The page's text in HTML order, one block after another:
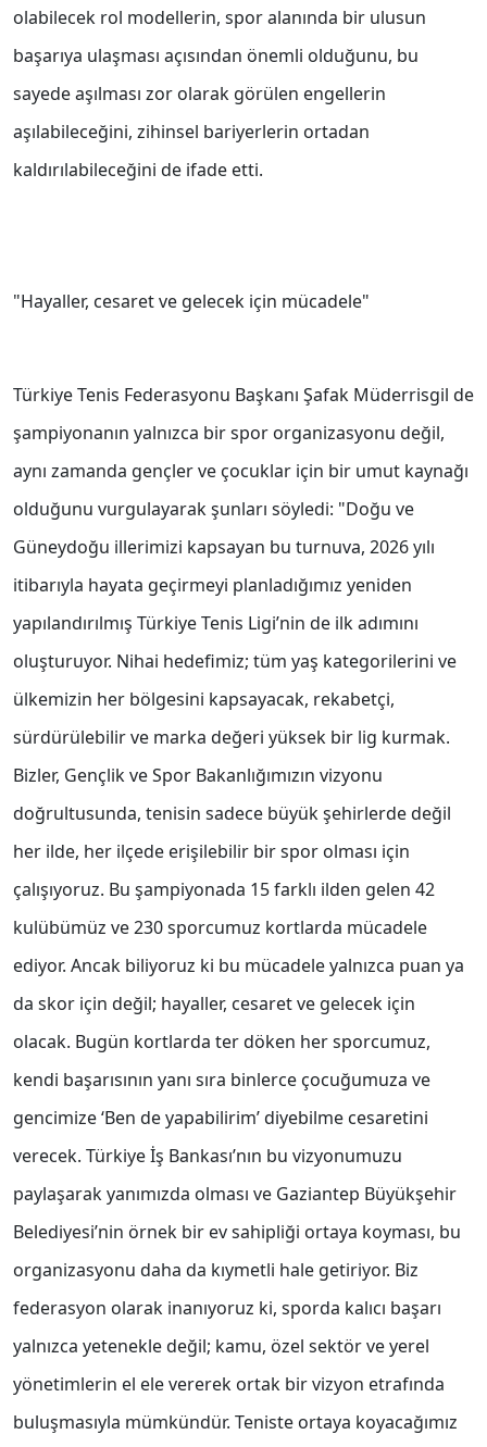
olabilecek rol modellerin, spor alanında bir ulusun
başarıya ulaşması açısından önemli olduğunu, bu
sayede aşılması zor olarak görülen engellerin
aşılabileceğini, zihinsel bariyerlerin ortadan
kaldırılabileceğini de ifade etti.
"Hayaller, cesaret ve gelecek için mücadele"
Türkiye Tenis Federasyonu Başkanı Şafak Müderrisgil de
şampiyonanın yalnızca bir spor organizasyonu değil,
aynı zamanda gençler ve çocuklar için bir umut kaynağı
olduğunu vurgulayarak şunları söyledi: "Doğu ve
Güneydoğu illerimizi kapsayan bu turnuva, 2026 yılı
itibarıyla hayata geçirmeyi planladığımız yeniden
yapılandırılmış Türkiye Tenis Ligi’nin de ilk adımını
oluşturuyor. Nihai hedefimiz; tüm yaş kategorilerini ve
ülkemizin her bölgesini kapsayacak, rekabetçi,
sürdürülebilir ve marka değeri yüksek bir lig kurmak.
Bizler, Gençlik ve Spor Bakanlığımızın vizyonu
doğrultusunda, tenisin sadece büyük şehirlerde değil
her ilde, her ilçede erişilebilir bir spor olması için
çalışıyoruz. Bu şampiyonada 15 farklı ilden gelen 42
kulübümüz ve 230 sporcumuz kortlarda mücadele
ediyor. Ancak biliyoruz ki bu mücadele yalnızca puan ya
da skor için değil; hayaller, cesaret ve gelecek için
olacak. Bugün kortlarda ter döken her sporcumuz,
kendi başarısının yanı sıra binlerce çocuğumuza ve
gencimize ‘Ben de yapabilirim’ diyebilme cesaretini
verecek. Türkiye İş Bankası’nın bu vizyonumuzu
paylaşarak yanımızda olması ve Gaziantep Büyükşehir
Belediyesi’nin örnek bir ev sahipliği ortaya koyması, bu
organizasyonu daha da kıymetli hale getiriyor. Biz
federasyon olarak inanıyoruz ki, sporda kalıcı başarı
yalnızca yetenekle değil; kamu, özel sektör ve yerel
yönetimlerin el ele vererek ortak bir vizyon etrafında
buluşmasıyla mümkündür. Teniste ortaya koyacağımız